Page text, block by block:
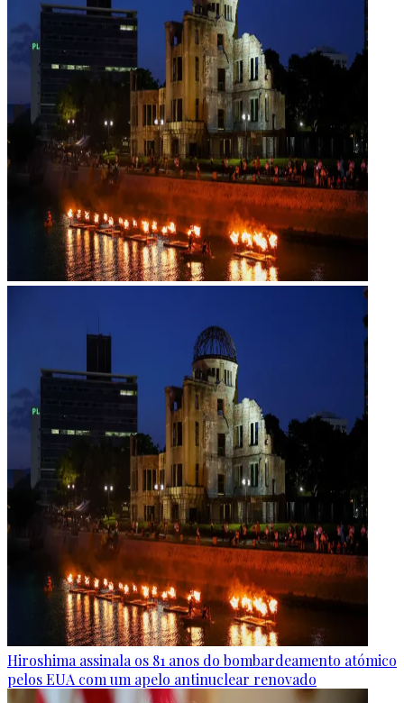
Hiroshima assinala os 81 anos do bombardeamento atómico
pelos EUA com um apelo antinuclear renovado